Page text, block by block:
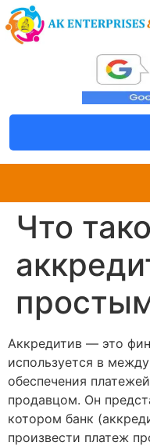
Что
Аккредитив — это
используется в
обеспечения
продавцом. Он
котором банк
произвести платеж